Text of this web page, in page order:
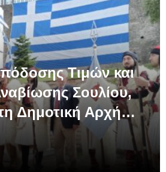
Τιμών και
Σουλίου,
τη Δημοτική Αρχή…